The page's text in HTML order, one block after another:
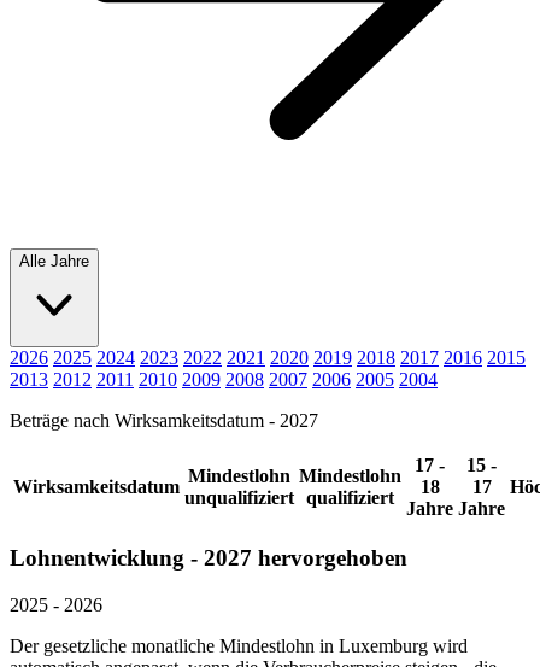
Alle Jahre
2026 2025 2024 2023 2022 2021 2020 2019 2018 2017 2016 2015
2013 2012 2011 2010 2009 2008 2007 2006 2005 2004
Beträge nach Wirksamkeitsdatum - 2027
Wirksamkeitsdatum
Mindestlohn
unqualifiziert
Mindestlohn
qualifiziert
17 -
18
Jahre
15 -
17
Jahre
Lohnentwicklung - 2027 hervorgehoben
2025 - 2026
Der gesetzliche monatliche Mindestlohn in Luxemburg wird